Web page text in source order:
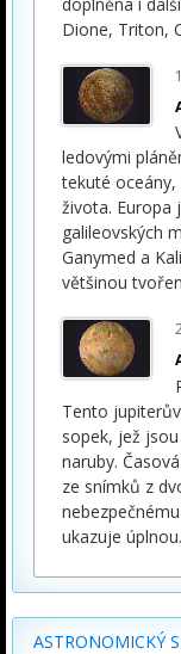
Dione, Triton,
ledovými
tekuté
života. Europa
galileovských
Ganymed a
většinou tvořen
Tento
sopek, jež
naruby.
ze snímků z
ukazuje úplnou
ASTRONOMICKÝ